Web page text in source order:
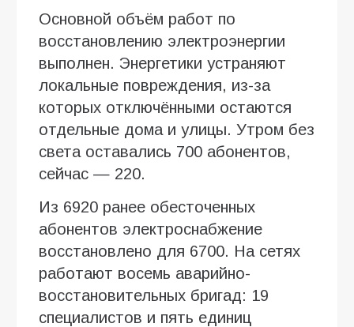
Основной объём работ по
восстановлению электроэнергии
выполнен. Энергетики устраняют
локальные повреждения, из-за
которых отключёнными остаются
отдельные дома и улицы. Утром без
света оставались 700 абонентов,
сейчас — 220.
Из 6920 ранее обесточенных
абонентов электроснабжение
восстановлено для 6700. На сетях
работают восемь аварийно-
восстановительных бригад: 19
специалистов и пять единиц